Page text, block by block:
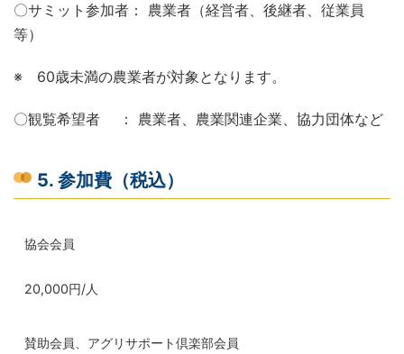
〇サミット参加者： 農業者（経営者、後継者、従業員
等）
※ 60歳未満の農業者が対象となります。
〇観覧希望者 ： 農業者、農業関連企業、協力団体など
5. 参加費（税込）
協会会員
20,000円/人
賛助会員、アグリサポート倶楽部会員